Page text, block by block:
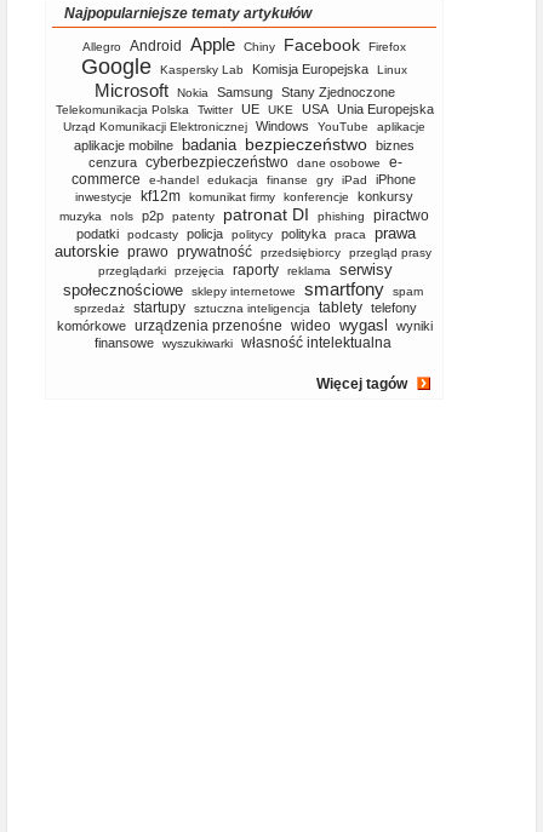
Najpopularniejsze tematy artykułów
Allegro Android Apple Chiny Facebook Firefox
Google Kaspersky Lab Komisja Europejska Linux
Microsoft Nokia Samsung Stany Zjednoczone
Telekomunikacja Polska Twitter UE UKE USA Unia Europejska
Urząd Komunikacji Elektronicznej Windows YouTube aplikacje
aplikacje mobilne badania bezpieczeństwo biznes
cenzura cyberbezpieczeństwo dane osobowe
e-
commerce
e-handel edukacja finanse gry iPad iPhone
inwestycje kf12m komunikat firmy konferencje konkursy
muzyka nols p2p patenty patronat DI phishing piractwo
podatki podcasty policja politycy polityka praca
prawa
autorskie prawo prywatność przedsiębiorcy
przegląd prasy
przeglądarki
przejęcia raporty reklama
serwisy
społecznościowe
sklepy internetowe smartfony
spam
sprzedaż
startupy sztuczna inteligencja tablety telefony
komórkowe
urządzenia przenośne wideo wygasl
wyniki
finansowe
wyszukiwarki własność intelektualna
Więcej tagów